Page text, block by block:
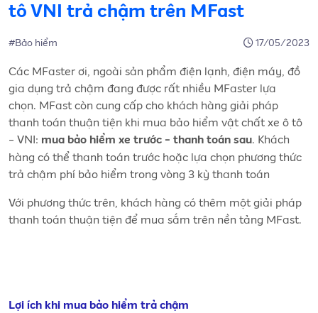
tô VNI trả chậm trên MFast
#Bảo hiểm 17/05/2023
Các MFaster ơi, ngoài sản phẩm điện lạnh, điện máy, đồ
gia dụng trả chậm đang được rất nhiều MFaster lựa
chọn. MFast còn cung cấp cho khách hàng giải pháp
thanh toán thuận tiện khi mua bảo hiểm vật chất xe ô tô
- VNI: mua bảo hiểm xe trước - thanh toán sau. Khách
hàng có thể thanh toán trước hoặc lựa chọn phương thức
trả chậm phí bảo hiểm trong vòng 3 kỳ thanh toán
Với phương thức trên, khách hàng có thêm một giải pháp
thanh toán thuận tiện để mua sắm trên nền tảng MFast.
Lợi ích khi mua bảo hiểm trả chậm